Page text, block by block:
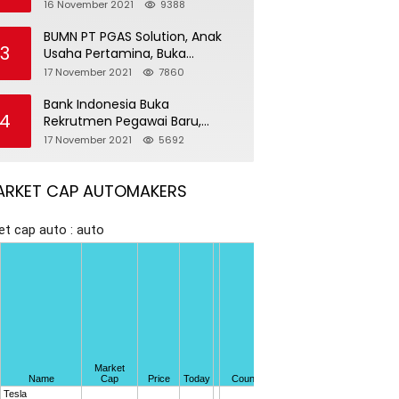
16 November 2021 9388
3
BUMN PT PGAS Solution, Anak
Usaha Pertamina, Buka
Rekrutmen Pegawai Baru
17 November 2021 7860
Bank Indonesia Buka
Rekrutmen Pegawai Baru,
Tersedia 37 Posisi
17 November 2021 5692
CAP AUTOMAKERS